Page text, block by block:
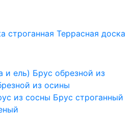
строганная Террасная доска
и ель) Брус обрезной из
из осины
из сосны Брус строганный